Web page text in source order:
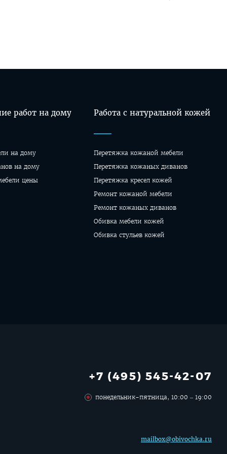
работ на дому
на дому
на дому
цены
Работа с натуральной кожей
Перетяжка кожаной мебели
Перетяжка кожаных диванов
Перетяжка кресел кожей
Ремонт кожаной мебели
Ремонт кожаных диванов
Обивка мебели кожей
Обивка стульев кожей
+7 (495) 545-42-07
понедельник-пятница, 10:00 – 19:00
mailbox@obivochka.ru